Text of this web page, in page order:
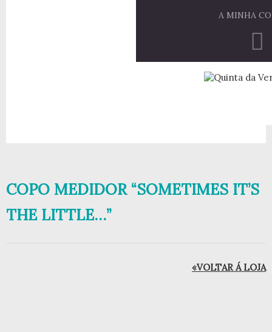
A MINHA
COPO MEDIDOR “SOMETIMES IT’S
THE LITTLE…”
«VOLTAR Á LOJA